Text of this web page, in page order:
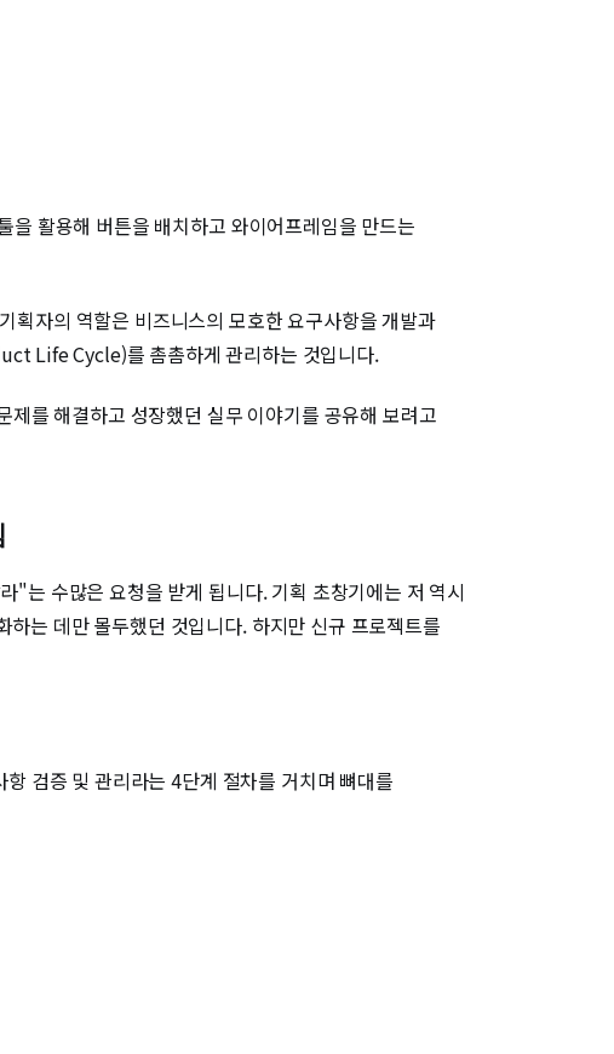
활용해 버튼을 배치하고 와이어프레임을 만드는
획자의 역할은 비즈니스의 모호한 요구사항을 개발과
Life Cycle)를 촘촘하게 관리하는 것입니다.
를 해결하고 성장했던 실무 이야기를 공유해 보려고
는 수많은 요청을 받게 됩니다. 기획 초창기에는 저 역시
는 데만 몰두했던 것입니다. 하지만 신규 프로젝트를
검증 및 관리라는 4단계 절차를 거치며 뼈대를